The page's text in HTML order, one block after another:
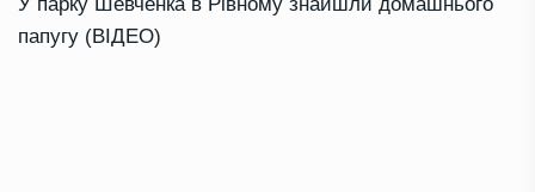
папугу (ВІДЕО)